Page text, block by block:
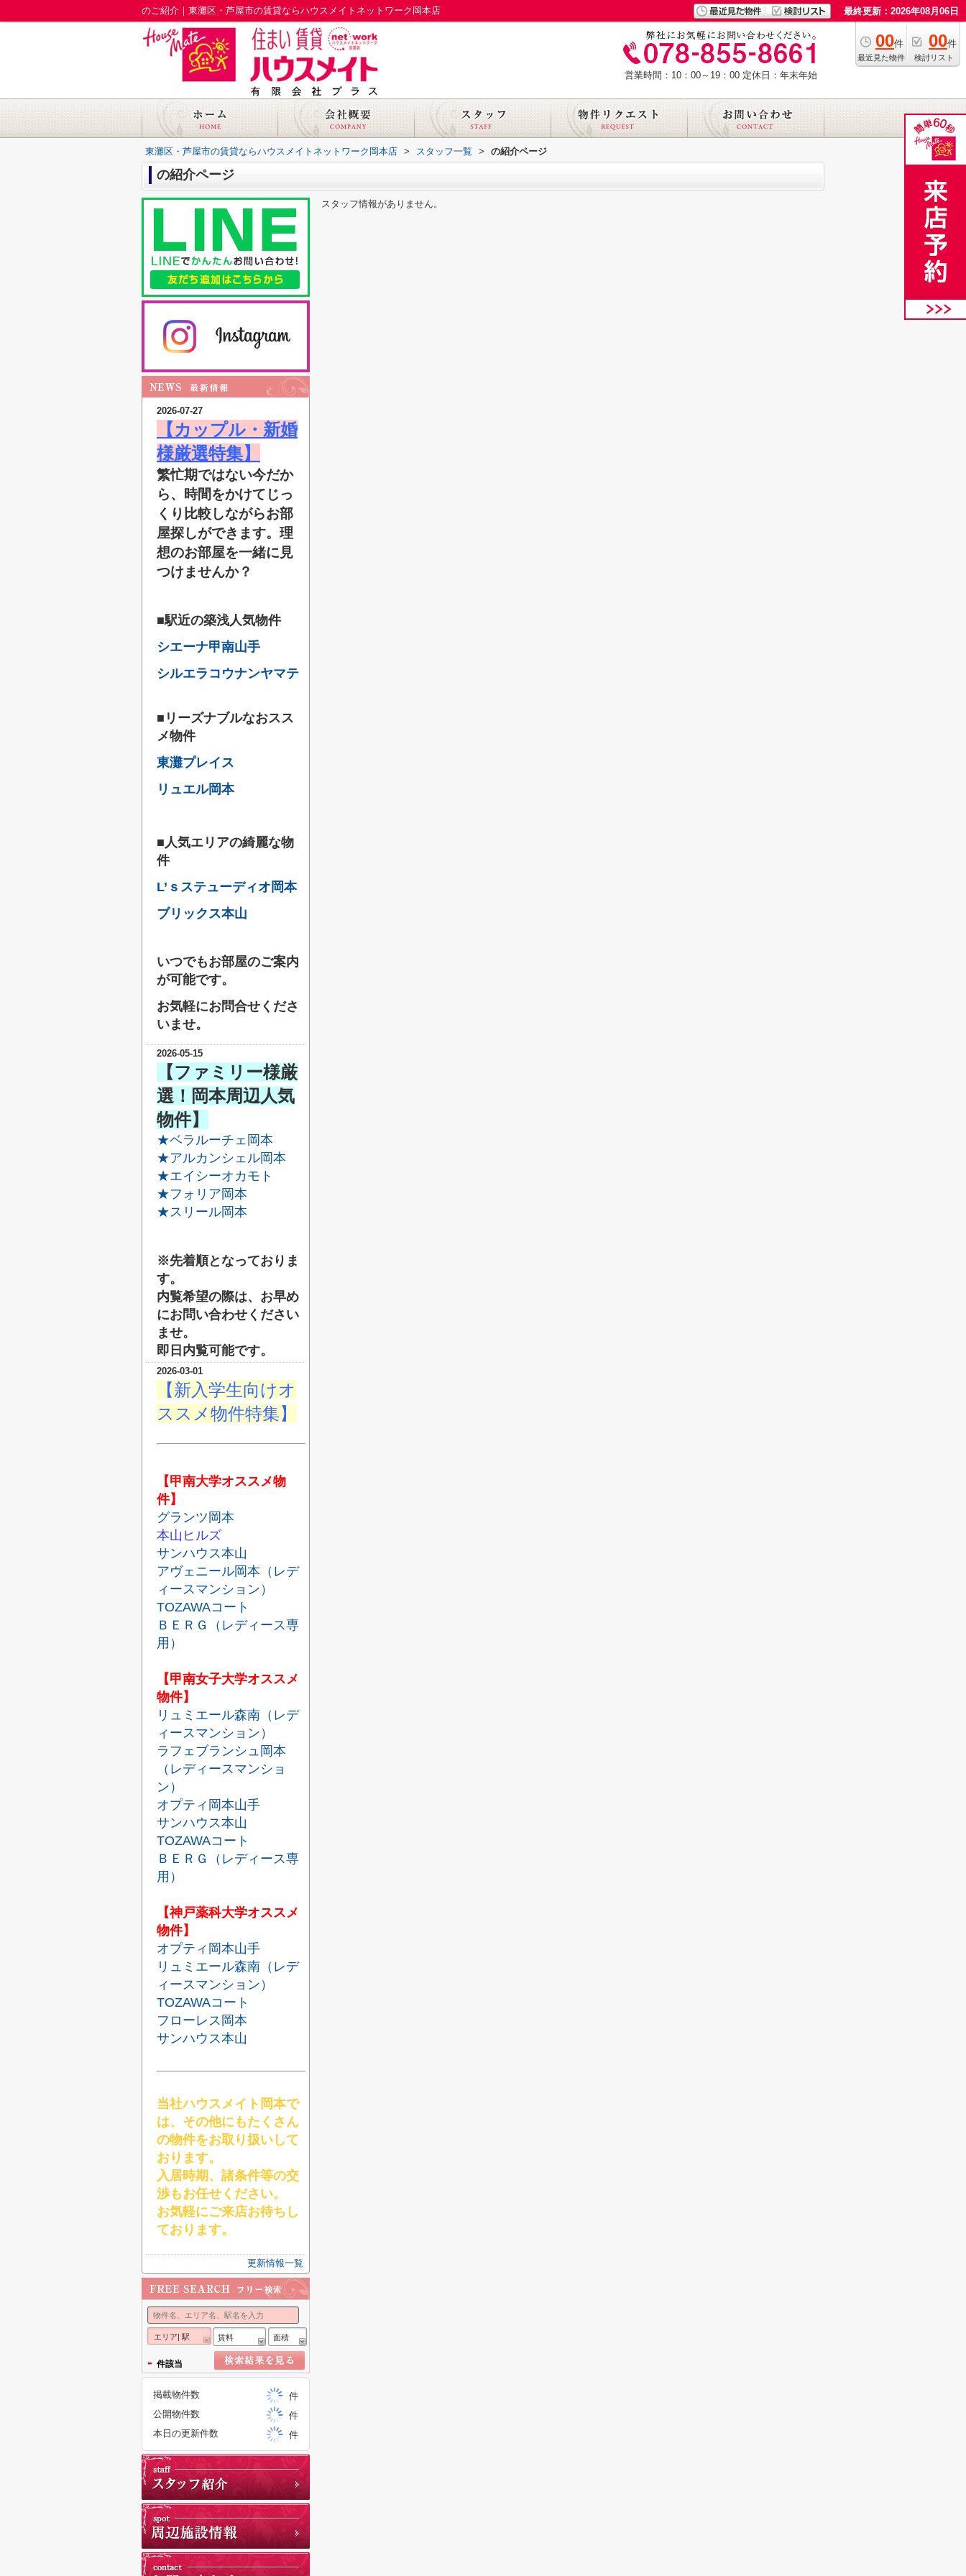
のご紹介｜東灘区・芦屋市の賃貸ならハウスメイトネットワーク岡本店 最終更新：2026年08月06日
00件
最近見た物件
00件
検討リスト
営業時間：10：00～19：00 定休日：年末年始
東灘区・芦屋市の賃貸ならハウスメイトネットワーク岡本店 > スタッフ一覧 > の紹介ページ
の紹介ページ
スタッフ情報がありません。
2026-07-27
【カップル・新婚
様厳選特集】
繁忙期ではない今だか
ら、時間をかけてじっ
くり比較しながらお部
屋探しができます。理
想のお部屋を一緒に見
つけませんか？
■駅近の築浅人気物件
シエーナ甲南山手
シルエラコウナンヤマテ
■リーズナブルなおスス
メ物件
東灘プレイス
リュエル岡本
■人気エリアの綺麗な物
件
L’ｓステューディオ岡本
ブリックス本山
いつでもお部屋のご案内
が可能です。
お気軽にお問合せくださ
いませ。
2026-05-15
【ファミリー様厳
選！岡本周辺人気
物件】
★ベラルーチェ岡本
★アルカンシェル岡本
★エイシーオカモト
★フォリア岡本
★スリール岡本
※先着順となっておりま
す。
内覧希望の際は、お早め
にお問い合わせください
ませ。
即日内覧可能です。
2026-03-01
【新入学生向けオ
ススメ物件特集】
【甲南大学オススメ物
件】
グランツ岡本
本山ヒルズ
サンハウス本山
アヴェニール岡本（レデ
ィースマンション）
TOZAWAコート
ＢＥＲＧ（レディース専
用）
【甲南女子大学オススメ
物件】
リュミエール森南（レデ
ィースマンション）
ラフェブランシュ岡本
（レディースマンショ
ン）
オプティ岡本山手
サンハウス本山
TOZAWAコート
ＢＥＲＧ（レディース専
用）
【神戸薬科大学オススメ
物件】
オプティ岡本山手
リュミエール森南（レデ
ィースマンション）
TOZAWAコート
フローレス岡本
サンハウス本山
当社ハウスメイト岡本で
は、その他にもたくさん
の物件をお取り扱いして
おります。
入居時期、諸条件等の交
渉もお任せください。
お気軽にご来店お待ちし
ております。
更新情報一覧
エリア| 駅 賃料 面積
- 件該当
掲載物件数
件
公開物件数
件
本日の更新件数
件